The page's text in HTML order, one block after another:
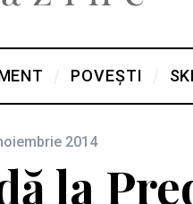
POVEȘTI
2014
la